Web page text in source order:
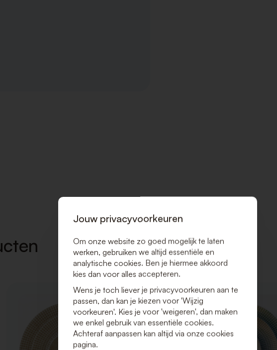
VOEG
TOE
AAN
VERLANGLIJST
Jouw privacyvoorkeuren
Om onze website zo goed mogelijk te laten
werken, gebruiken we altijd essentiële en
analytische cookies. Ben je hiermee akkoord
kies dan voor alles accepteren.
Wens je toch liever je privacyvoorkeuren aan te
passen, dan kan je kiezen voor 'Wijzig
voorkeuren'. Kies je voor 'weigeren', dan maken
we enkel gebruik van essentiële cookies.
Achteraf aanpassen kan altijd via onze cookies
pagina.